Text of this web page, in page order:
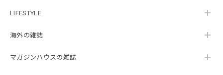
LIFESTYLE
海外の雑誌
マガジンハウスの雑誌